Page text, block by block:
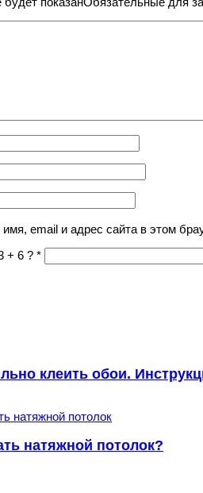
email и адрес сайта в этом
+ 6 ? *
клеить обои.
натяжной потолок?